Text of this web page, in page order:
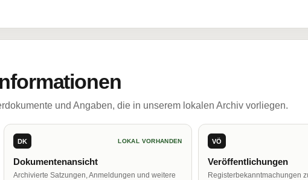
und Angaben, die in unserem lokalen Archiv vorliegen.
DK LOKAL VORHANDEN
Dokumentenansicht
Archivierte Satzungen, Anmeldungen und weitere
VÖ
Veröffentlichungen
Registerbekanntmachungen